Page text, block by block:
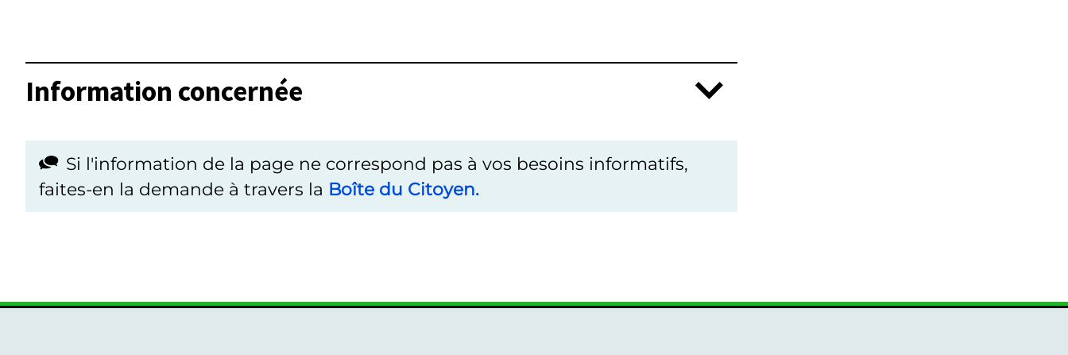
Information concernée
Si l'information de la page ne correspond pas à vos besoins informatifs,
faites-en la demande à travers la Boîte du Citoyen.